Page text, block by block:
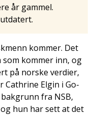
år gammel.
kommer. Det
kommer inn, og
på norske verdier,
Elgin i Go-
fra NSB,
hun har sett at det